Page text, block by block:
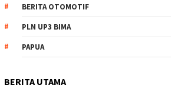
BERITA OTOMOTIF
PLN UP3 BIMA
PAPUA
BERITA UTAMA